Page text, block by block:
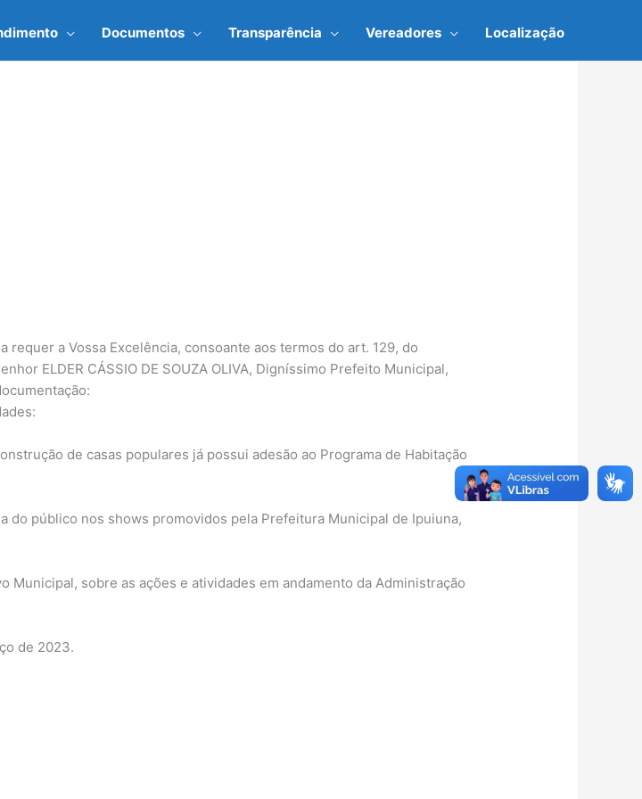
Documentos Transparência Vereadores Localização
a Vossa Excelência, consoante aos termos do art. 129, do
ELDER CÁSSIO DE SOUZA OLIVA, Digníssimo Prefeito Municipal,
de casas populares já possui adesão ao Programa de Habitação
do público nos shows promovidos pela Prefeitura Municipal de Ipuiuna,
sobre as ações e atividades em andamento da Administração
de 2023.